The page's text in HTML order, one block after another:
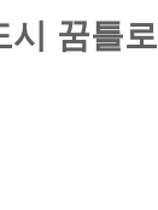
시 꿈틀로